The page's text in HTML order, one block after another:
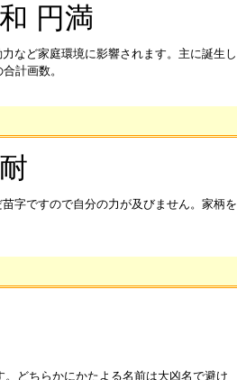
円満
など家庭環境に影響されます。主に誕生し
計画数。
字ですので自分の力が及びません。家柄を
どちらかにかたよる名前は大凶名で避け